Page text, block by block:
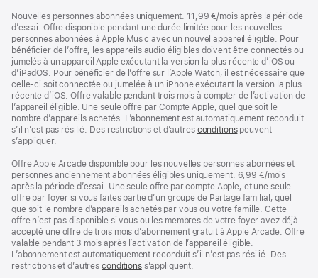
Nouvelles personnes abonnées uniquement. 11,99 €/mois après la période
d’essai. Offre disponible pendant une durée limitée pour les nouvelles
personnes abonnées à Apple Music avec un nouvel appareil éligible. Pour
bénéficier de l’offre, les appareils audio éligibles doivent être connectés ou
jumelés à un appareil Apple exécutant la version la plus récente d’iOS ou
d’iPadOS. Pour bénéficier de l’offre sur l’Apple Watch, il est nécessaire que
celle-ci soit connectée ou jumelée à un iPhone exécutant la version la plus
récente d’iOS. Offre valable pendant trois mois à compter de l’activation de
l’appareil éligible. Une seule offre par Compte Apple, quel que soit le
nombre d’appareils achetés. L’abonnement est automatiquement reconduit
s’il n’est pas résilié. Des restrictions et d’autres conditionspeuvent
s’appliquer.
Offre Apple Arcade disponible pour les nouvelles personnes abonnées et
personnes anciennement abonnées éligibles uniquement. 6,99 €/mois
après la période d’essai. Une seule offre par compte Apple, et une seule
offre par foyer si vous faites partie d’un groupe de Partage familial, quel
que soit le nombre d’appareils achetés par vous ou votre famille. Cette
offre n’est pas disponible si vous ou les membres de votre foyer avez déjà
accepté une offre de trois mois d’abonnement gratuit à Apple Arcade. Offre
valable pendant 3 mois après l’activation de l’appareil éligible.
L’abonnement est automatiquement reconduit s’il n’est pas résilié. Des
restrictions et d’autres conditionss’appliquent.